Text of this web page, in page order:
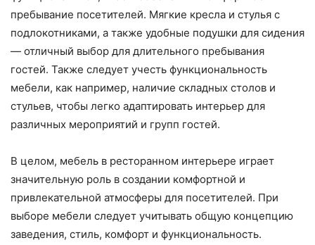
пребывание посетителей. Мягкие кресла и стулья с
подлокотниками, а также удобные подушки для сидения
— отличный выбор для длительного пребывания
гостей. Также следует учесть функциональность
мебели, как например, наличие складных столов и
стульев, чтобы легко адаптировать интерьер для
различных мероприятий и групп гостей.
В целом, мебель в ресторанном интерьере играет
значительную роль в создании комфортной и
привлекательной атмосферы для посетителей. При
выборе мебели следует учитывать общую концепцию
заведения, стиль, комфорт и функциональность.